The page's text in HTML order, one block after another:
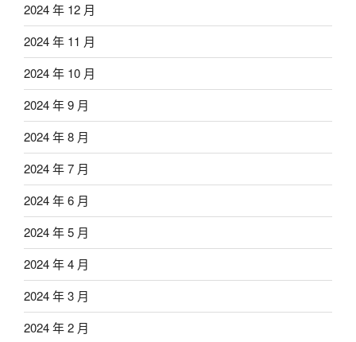
2024 年 12 月
2024 年 11 月
2024 年 10 月
2024 年 9 月
2024 年 8 月
2024 年 7 月
2024 年 6 月
2024 年 5 月
2024 年 4 月
2024 年 3 月
2024 年 2 月